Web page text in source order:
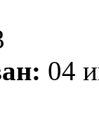
04